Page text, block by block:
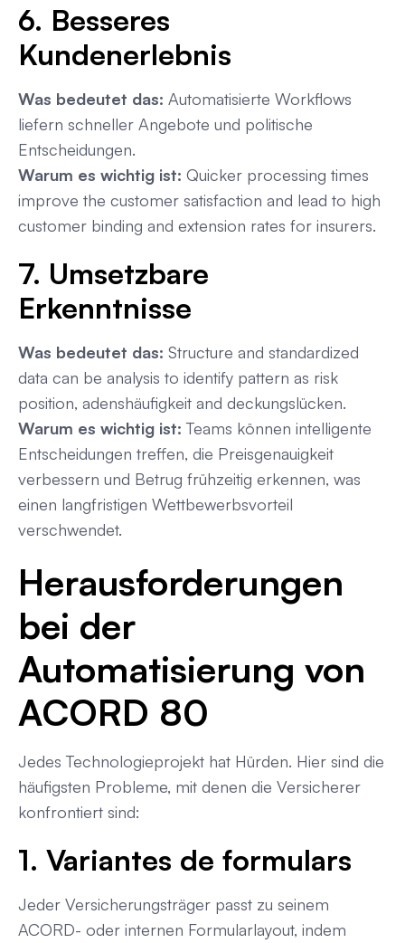
6. Besseres
Kundenerlebnis
Was bedeutet das: Automatisierte Workflows
liefern schneller Angebote und politische
Entscheidungen.
Warum es wichtig ist: Quicker processing times
improve the customer satisfaction and lead to high
customer binding and extension rates for insurers.
7. Umsetzbare
Erkenntnisse
Was bedeutet das: Structure and standardized
data can be analysis to identify pattern as risk
position, adenshäufigkeit and deckungslücken.
Warum es wichtig ist: Teams können intelligente
Entscheidungen treffen, die Preisgenauigkeit
verbessern und Betrug frühzeitig erkennen, was
einen langfristigen Wettbewerbsvorteil
verschwendet.
Herausforderungen
bei der
Automatisierung von
ACORD 80
Jedes Technologieprojekt hat Hürden. Hier sind die
häufigsten Probleme, mit denen die Versicherer
konfrontiert sind:
1. Variantes de formulars
Jeder Versicherungsträger passt zu seinem
ACORD- oder internen Formularlayout, indem